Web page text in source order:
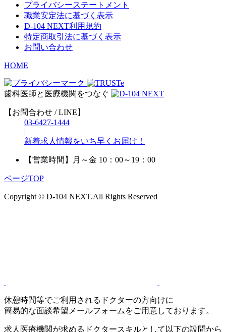
プライバシーステートメント
職業安定法に基づく表示
D-104 NEXT利用規約
特定商取引法に基づく表示
お問い合わせ
HOME
歯科医師と医療機関をつなぐ
【お問合わせ / LINE】
03-6427-1444
|
新着求人情報をいち早くお届け！
【営業時間】 月～金 10：00～19：00
ページTOP
Copyright © D-104 NEXT.All Rights Reserved
休憩時間等でご利用されるドクターの方向けに
簡易的な面談希望メールフォームをご用意しております。
求人医療機関が求めるドクタースキルとして以下の設問から